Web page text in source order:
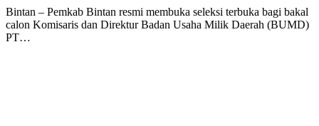
Bintan – Pemkab Bintan resmi membuka seleksi terbuka bagi bakal
calon Komisaris dan Direktur Badan Usaha Milik Daerah (BUMD)
PT…